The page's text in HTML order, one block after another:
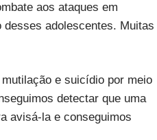
aos ataques em
adolescentes. Muitas
e suicídio por meio
detectar que uma
avisá-la e conseguimos